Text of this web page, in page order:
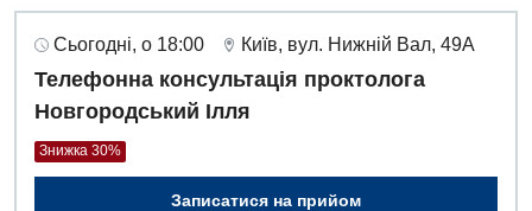
Сьогодні, о 18:00 Київ, вул. Нижній Вал, 49А
Телефонна консультація проктолога
Новгородський Ілля
Знижка 30%
Записатися на прийом